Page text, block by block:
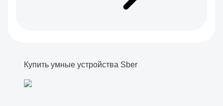
Купить умные устройства Sber